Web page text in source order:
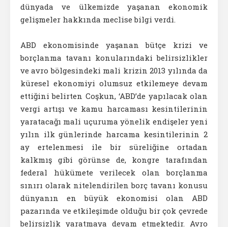
dünyada ve ülkemizde yaşanan ekonomik
gelişmeler hakkında meclise bilgi verdi.
ABD ekonomisinde yaşanan bütçe krizi ve
borçlanma tavanı konularındaki belirsizlikler
ve avro bölgesindeki mali krizin 2013 yılında da
küresel ekonomiyi olumsuz etkilemeye devam
ettiğini belirten Coşkun, ‘ABD’de yapılacak olan
vergi artışı ve kamu harcaması kesintilerinin
yaratacağı mali uçuruma yönelik endişeler yeni
yılın ilk günlerinde harcama kesintilerinin 2
ay ertelenmesi ile bir süreliğine ortadan
kalkmış gibi görünse de, kongre tarafından
federal hükümete verilecek olan borçlanma
sınırı olarak nitelendirilen borç tavanı konusu
dünyanın en büyük ekonomisi olan ABD
pazarında ve etkileşimde olduğu bir çok çevrede
belirsizlik yaratmaya devam etmektedir. Avro